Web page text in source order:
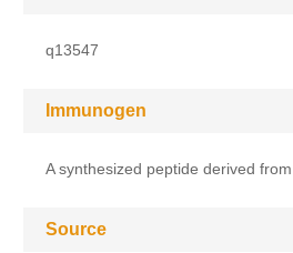
q13547
Immunogen
A synthesized peptide derived
Source